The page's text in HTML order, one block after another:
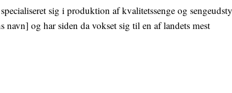
sig i produktion af kvalitetssenge og
og har siden da vokset sig til en af landets mest